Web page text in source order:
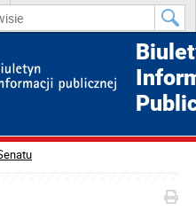
A